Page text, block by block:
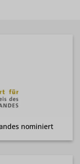
nominiert